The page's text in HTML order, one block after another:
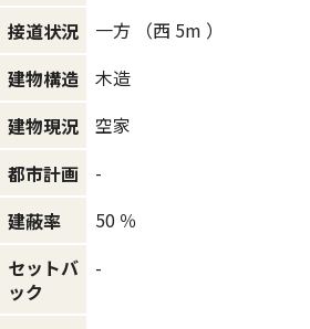
接道状況
一方 （西 5m ）
建物構造
木造
建物現況
空家
都市計画
-
建蔽率
50 ％
セットバ
ック
-